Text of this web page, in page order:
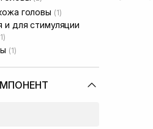
головы (1)
и для стимуляции
(1)